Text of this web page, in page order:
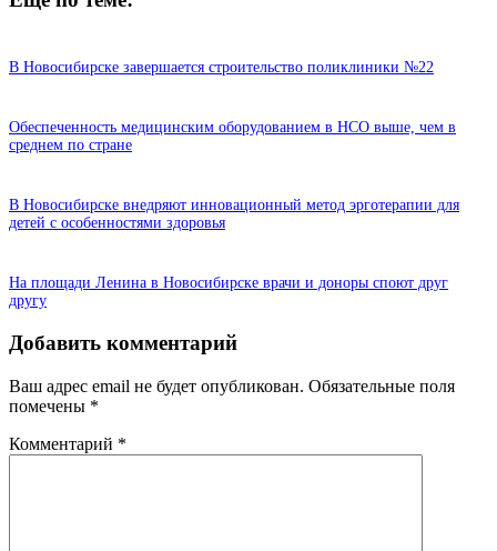
В Новосибирске завершается строительство поликлиники №22
Обеспеченность медицинским оборудованием в НСО выше, чем в
среднем по стране
В Новосибирске внедряют инновационный метод эрготерапии для
детей с особенностями здоровья
На площади Ленина в Новосибирске врачи и доноры споют друг
другу
Добавить комментарий
Ваш адрес email не будет опубликован. Обязательные поля
помечены *
Комментарий *